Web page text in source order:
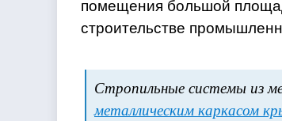
помещения большой
строительстве
Стропильные системы из
металлическим каркасом